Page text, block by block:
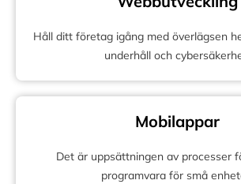
Håll ditt företag igång med överlägsen
underhåll och
Mobilappar
Det är uppsättningen av processer
programvara för små